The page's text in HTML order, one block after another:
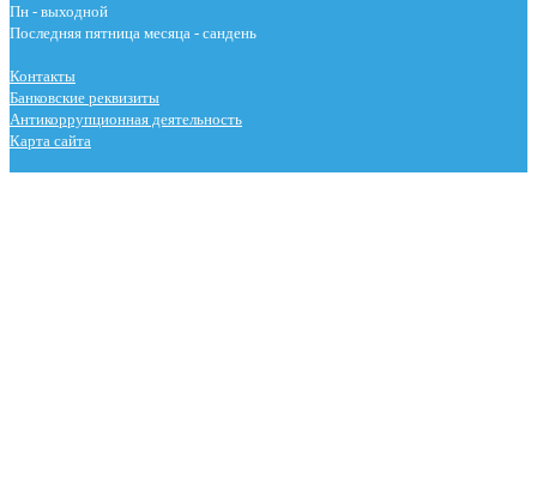
Пн - выходной
Последняя пятница месяца - сандень
Контакты
Банковские реквизиты
Антикоррупционная деятельность
Карта сайта